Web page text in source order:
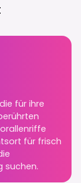
für ihre
für frisch
suchen.